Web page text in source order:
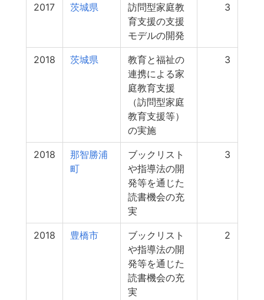
2017 茨城県
訪問型家庭教
育支援の支援
モデルの開発
3
2018 茨城県
教育と福祉の
連携による家
庭教育支援
（訪問型家庭
教育支援等）
の実施
3
2018
那智勝浦
町
ブックリスト
や指導法の開
発等を通じた
読書機会の充
実
3
2018 豊橋市
ブックリスト
や指導法の開
発等を通じた
読書機会の充
実
2